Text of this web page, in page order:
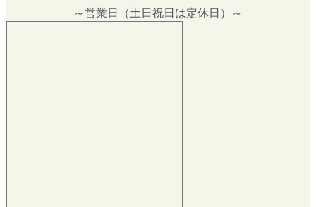
～営業日（土日祝日は定休日）～